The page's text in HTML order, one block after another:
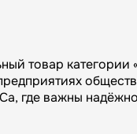
товар категории
где важны